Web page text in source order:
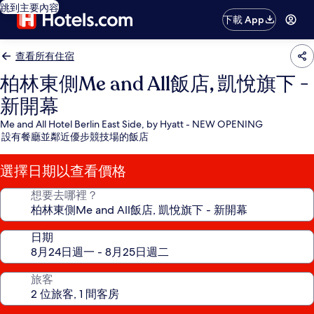
跳到主要內容
下載 App
查看所有住宿
柏林東側Me and All飯店, 凱悅旗下 -
新開幕
Me and All Hotel Berlin East Side, by Hyatt - NEW OPENING
設有餐廳並鄰近優步競技場的飯店
選擇日期以查看價格
想要去哪裡？
日期
旅客